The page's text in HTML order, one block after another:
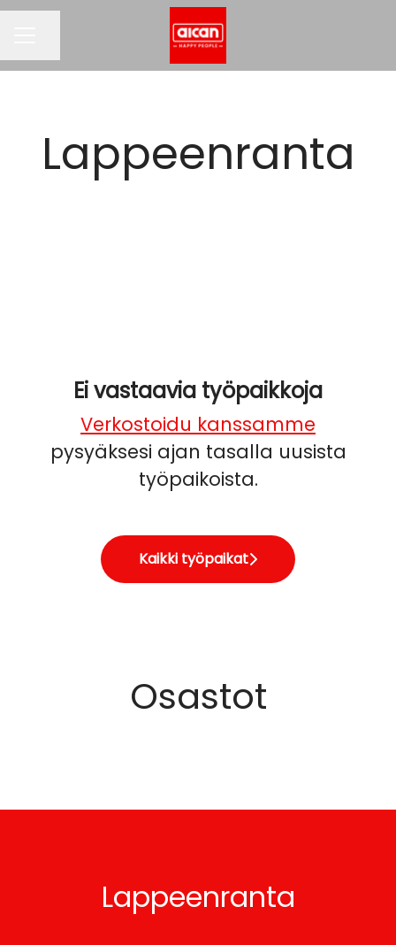
Lappeenranta
Ei vastaavia työpaikkoja
Verkostoidu kanssamme
pysyäksesi ajan tasalla uusista
työpaikoista.
Kaikki työpaikat
Osastot
Lappeenranta